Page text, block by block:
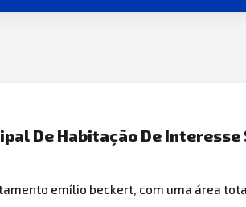
De Habitação De Interesse
emílio beckert, com uma área